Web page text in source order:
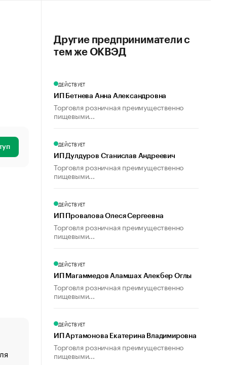
«От спорта тело стареет иначе». Как живет глава
Другие предприниматели с
тем же ОКВЭД
ДЕЙСТВУЕТ
ИП Бетнева Анна Александровна
Торговля розничная преимущественно
пищевыми...
ДЕЙСТВУЕТ
ИП Дулдуров Станислав Андреевич
Торговля розничная преимущественно
пищевыми...
ДЕЙСТВУЕТ
ИП Провалова Олеся Сергеевна
Торговля розничная преимущественно
пищевыми...
ДЕЙСТВУЕТ
ИП Магаммедов Аламшах Алекбер Оглы
Торговля розничная преимущественно
пищевыми...
ДЕЙСТВУЕТ
ИП Артамонова Екатерина Владимировна
Торговля розничная преимущественно
пищевыми...